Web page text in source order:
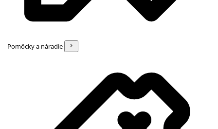
Pomôcky a náradie